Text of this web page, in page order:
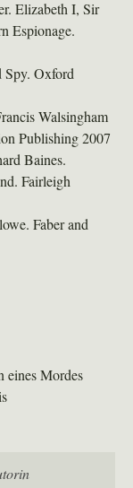
Elizabeth I, Sir
Espionage.
Spy. Oxford
Walsingham
Publishing 2007
Baines.
Fairleigh
Faber and
eines Mordes